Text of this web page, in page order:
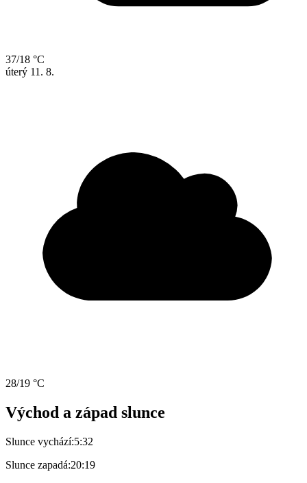
37/18 °C
úterý 11. 8.
28/19 °C
Východ a západ slunce
Slunce vychází:5:32
Slunce zapadá:20:19